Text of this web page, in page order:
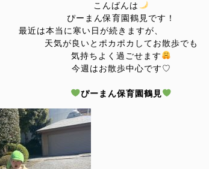
こんばんは
ぴーまん保育園鶴見です！
最近は本当に寒い日が続きますが、
天気が良いとポカポカしてお散歩でも
気持ちよく過ごせます
今週はお散歩中心です♡
ぴーまん保育園鶴見